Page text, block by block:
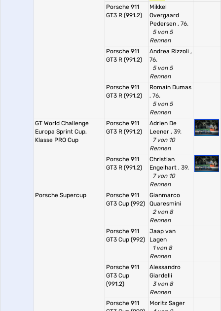
Porsche 911
GT3 R (991.2)
Mikkel
Overgaard
Pedersen , 76.
5 von 5
Rennen
Porsche 911
GT3 R (991.2)
Andrea Rizzoli ,
76.
5 von 5
Rennen
Porsche 911
GT3 R (991.2)
Romain Dumas
, 76.
5 von 5
Rennen
GT World Challenge
Europa Sprint Cup,
Klasse PRO Cup
Porsche 911
GT3 R (991.2)
Adrien De
Leener , 39.
7 von 10
Rennen
Porsche 911
GT3 R (991.2)
Christian
Engelhart , 39.
7 von 10
Rennen
Porsche Supercup
Porsche 911
GT3 Cup (992)
Gianmarco
Quaresmini
2 von 8
Rennen
Porsche 911
GT3 Cup (992)
Jaap van
Lagen
1 von 8
Rennen
Porsche 911
GT3 Cup
(991.2)
Alessandro
Giardelli
3 von 8
Rennen
Porsche 911
Moritz Sager